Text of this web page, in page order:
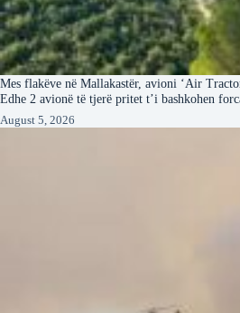
Mes flakëve në Mallakastër, avioni ‘Air
Edhe 2 avionë të tjerë pritet t’i bashkohen
August 5, 2026